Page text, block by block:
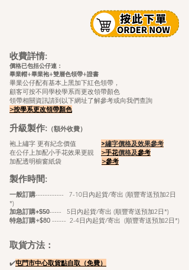
收費詳情:
價格已包括公仔連：
畢業帽+畢業袍+雙層色領帶+證書
畢業公仔配有基本上黑加下紅色領帶，
顧客可按不同學校學系而更改領帶顏色
領帶相關資訊請到以下網址了解參考或向我們查詢
>按學系更改領帶顏色
升級製作: （額外收費）
袍上繡字 更有紀念價值 >繡字價格及效果參考
在公仔上加配小手花效果更靚 >手花價格及參考
加配透明櫥窗紙袋 >參考
製作時間:
一般訂購------------ 7-10日內起貨/寄出 (順豐寄送預加2日
*)
加急訂購+$50----- 5日內起貨/寄出 (順豐寄送預加2日*)
特急訂購+$80 ------ 2-4日內起貨/寄出 (順豐寄送預加2日*)
取貨方法：
✔️屯門市中心取貨點自取（免費）